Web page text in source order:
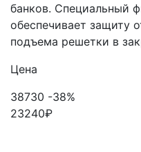
банков. Специальный
обеспечивает защиту
подъема решетки в
Цена
38730 -38%
23240₽